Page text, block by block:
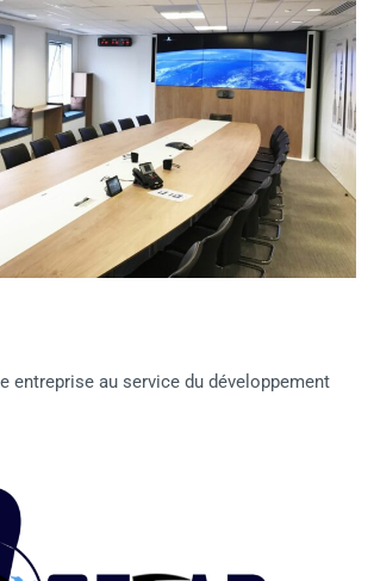
entreprise au service du développement